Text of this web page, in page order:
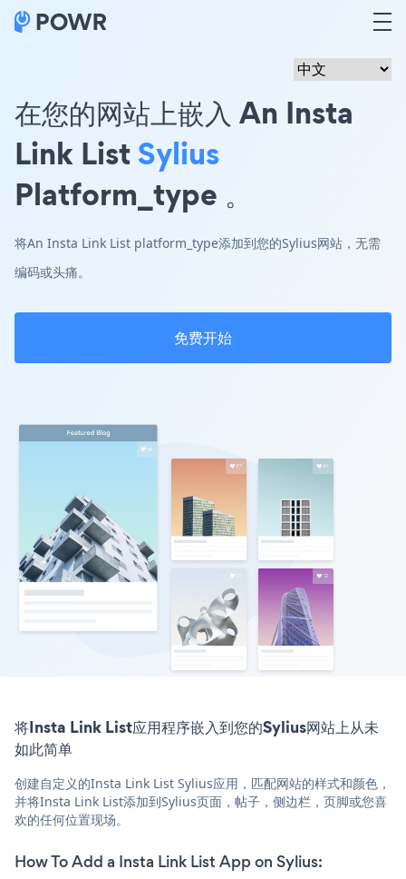
在您的网站上嵌入 An Insta
Link ListSylius
Platform_type 。
将An Insta Link List platform_type添加到您的Sylius网站，无需
编码或头痛。
免费开始
将Insta Link List应用程序嵌入到您的Sylius网站上从未
如此简单
创建自定义的Insta Link List Sylius应用，匹配网站的样式和颜色，
并将Insta Link List添加到Sylius页面，帖子，侧边栏，页脚或您喜
欢的任何位置现场。
How To Add a Insta Link List App on Sylius: